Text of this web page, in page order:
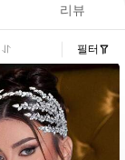
리뷰
필터